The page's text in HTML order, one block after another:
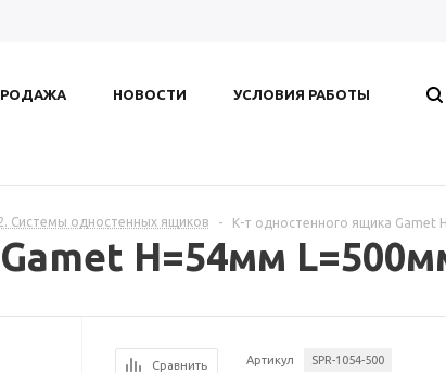
НОВОСТИ УСЛОВИЯ РАБОТЫ
Системы одностенных ящиков - К-т одностенного ящика Gamet
H=54мм
Сравнить Артикул SPR-1054-500